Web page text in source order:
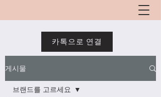
카톡으로 연결
게시물
브랜드를 고르세요